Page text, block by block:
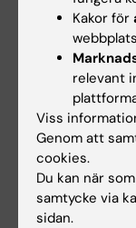
Länkar
Sektionen för
Tags
Neurobiologi
Alzheimers
Kakor för
relevant
Viss
Genom att
cookies.
Du kan när
samtycke via
sidan.